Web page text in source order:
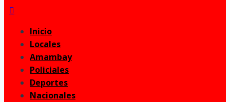
Inicio
Locales
Amambay
Policiales
Deportes
Nacionales